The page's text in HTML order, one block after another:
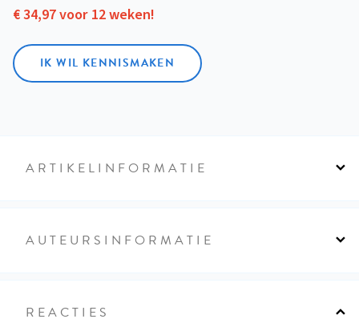
€ 34,97 voor 12 weken!
IK WIL KENNISMAKEN
ARTIKELINFORMATIE
AUTEURSINFORMATIE
REACTIES